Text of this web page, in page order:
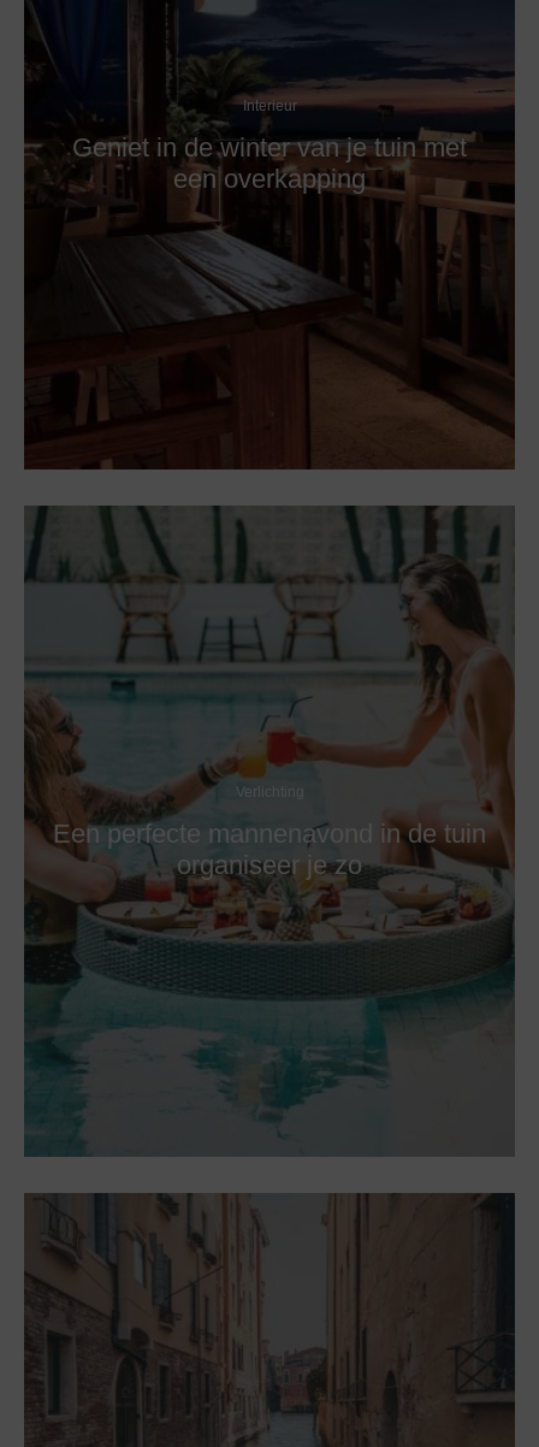
Interieur
Geniet in de winter van je tuin met
een overkapping
Verlichting
Een perfecte mannenavond in de tuin
organiseer je zo